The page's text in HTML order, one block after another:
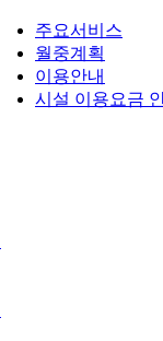
주요서비스
월중계획
이용안내
시설 이용요금